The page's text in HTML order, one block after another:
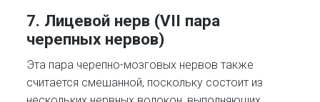
7. Лицевой нерв (VII пара
черепных нервов)
Эта пара черепно-мозговых нервов также
считается смешанной, поскольку состоит из